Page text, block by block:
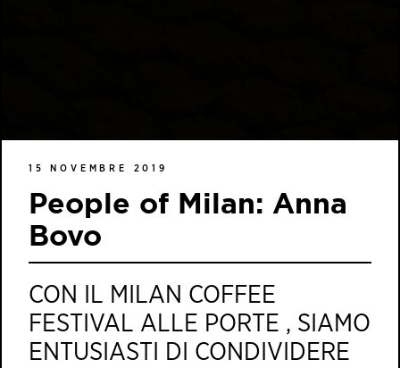
15 NOVEMBRE 2019
People of Milan: Anna
Bovo
CON IL MILAN COFFEE
FESTIVAL ALLE PORTE , SIAMO
ENTUSIASTI DI CONDIVIDERE